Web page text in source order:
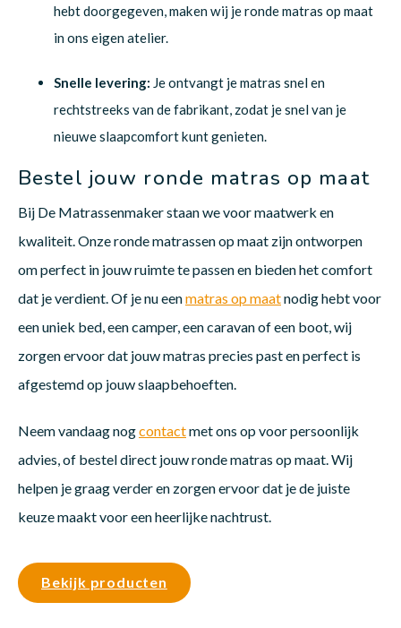
hebt doorgegeven, maken wij je ronde matras op maat
in ons eigen atelier.
Snelle levering: Je ontvangt je matras snel en
rechtstreeks van de fabrikant, zodat je snel van je
nieuwe slaapcomfort kunt genieten.
Bestel jouw ronde matras op maat
Bij De Matrassenmaker staan we voor maatwerk en
kwaliteit. Onze ronde matrassen op maat zijn ontworpen
om perfect in jouw ruimte te passen en bieden het comfort
dat je verdient. Of je nu eenmatras op maatnodig hebt voor
een uniek bed, een camper, een caravan of een boot, wij
zorgen ervoor dat jouw matras precies past en perfect is
afgestemd op jouw slaapbehoeften.
Neem vandaag nogcontactmet ons op voor persoonlijk
advies, of bestel direct jouw ronde matras op maat. Wij
helpen je graag verder en zorgen ervoor dat je de juiste
keuze maakt voor een heerlijke nachtrust.
Bekijk producten